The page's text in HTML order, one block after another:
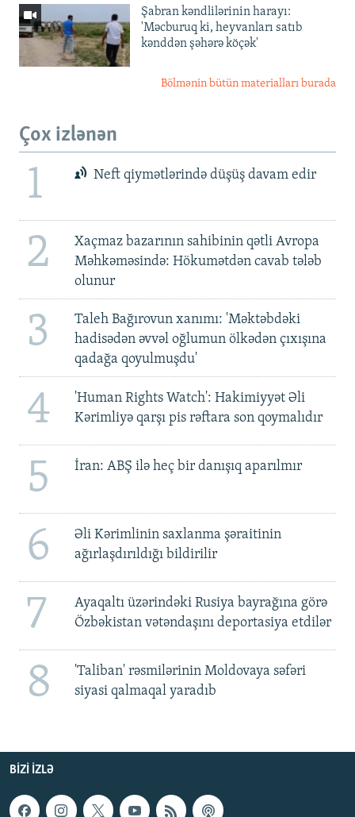
Şabran kəndlilərinin harayı:
'Məcburuq ki, heyvanları satıb
kənddən şəhərə köçək'
Bölmənin bütün materialları burada
Çox izlənən
1 Neft qiymətlərində düşüş davam edir
2
Xaçmaz bazarının sahibinin qətli Avropa
Məhkəməsində: Hökumətdən cavab tələb
olunur
3
Taleh Bağırovun xanımı: 'Məktəbdəki
hadisədən əvvəl oğlumun ölkədən çıxışına
qadağa qoyulmuşdu'
4
'Human Rights Watch': Hakimiyyət Əli
Kərimliyə qarşı pis rəftara son qoymalıdır
5 İran: ABŞ ilə heç bir danışıq aparılmır
6
Əli Kərimlinin saxlanma şəraitinin
ağırlaşdırıldığı bildirilir
7
Ayaqaltı üzərindəki Rusiya bayrağına görə
Özbəkistan vətəndaşını deportasiya etdilər
8
'Taliban' rəsmilərinin Moldovaya səfəri
siyasi qalmaqal yaradıb
BIZI IZLƏ